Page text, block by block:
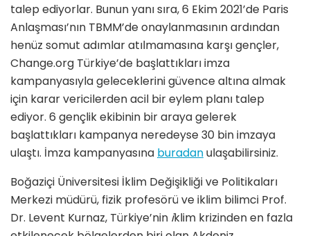
talep ediyorlar. Bunun yanı sıra, 6 Ekim 2021’de Paris
Anlaşması’nın TBMM’de onaylanmasının ardından
henüz somut adımlar atılmamasına karşı gençler,
Change.org Türkiye’de başlattıkları imza
kampanyasıyla geleceklerini güvence altına almak
için karar vericilerden acil bir eylem planı talep
ediyor. 6 gençlik ekibinin bir araya gelerek
başlattıkları kampanya neredeyse 30 bin imzaya
ulaştı. İmza kampanyasına buradanulaşabilirsiniz.
Boğaziçi Üniversitesi İklim Değişikliği ve Politikaları
Merkezi müdürü, fizik profesörü ve iklim bilimci Prof.
Dr. Levent Kurnaz, Türkiye’nin iklim krizinden en fazla